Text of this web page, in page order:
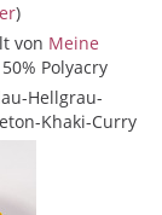
)
von Meine
Polyacry
Hellgrau-
Khaki-Curry